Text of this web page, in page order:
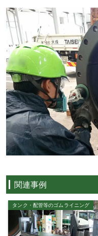
関連事例
タンク・配管等のゴムライニング